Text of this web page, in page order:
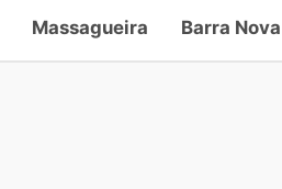
Massagueira Barra Nova